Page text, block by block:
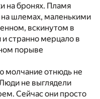
на бронях. Пламя
шлемах, маленькими
вскинутом в
странно мерцало в
порыве
молчание отнюдь не
не выглядели
Сейчас они просто